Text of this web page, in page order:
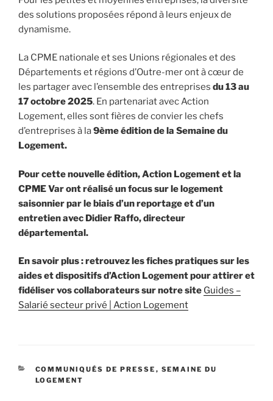
des solutions proposées répond à leurs enjeux de
dynamisme.
La CPME nationale et ses Unions régionales et des
Départements et régions d’Outre-mer ont à cœur de
les partager avec l’ensemble des entreprises du 13 au
17 octobre 2025. En partenariat avec Action
Logement, elles sont fières de convier les chefs
d’entreprises à la9ème édition de la Semaine du
Logement.
Pour cette nouvelle édition, Action Logement et la
CPME Var ont réalisé un focus sur le logement
saisonnier par le biais d’un reportage et d’un
entretien avec Didier Raffo, directeur
départemental.
En savoir plus : retrouvez les fiches pratiques sur les
aides et dispositifs d’Action Logement pour attirer et
fidéliser vos collaborateurs sur notre site Guides –
Salarié secteur privé | Action Logement
CATÉGORIES
COMMUNIQUÉS DE PRESSE , SEMAINE DU
LOGEMENT